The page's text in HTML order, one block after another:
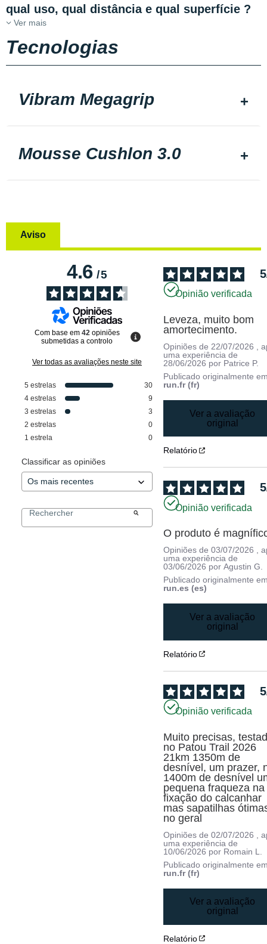
qual uso, qual distância e qual superfície ?
Ver mais
Tecnologias
Vibram Megagrip
Mousse Cushlon 3.0
Aviso
4.6/5
Com base em 42 opiniões
submetidas a controlo
Ver todas as avaliações neste site
5 estrelas
30
4 estrelas
9
3 estrelas
3
2 estrelas
0
1 estrela 0
Classificar as opiniões
5
Opinião verificada
Leveza, muito bom
amortecimento.
Opiniões de 22/07/2026
,
uma experiência de
28/06/2026 por Patrice P.
Publicado originalmente
run.fr (fr)
Ver a avaliação
original
Relatório
5
Opinião verificada
O produto é
Opiniões de03/07/2026 ,
uma experiência de
03/06/2026 porAgustin G.
Publicado originalmente
run.es (es)
Ver a avaliação
original
Relatório
5
Opinião verificada
Muito precisas,
no Patou Trail 2026
21km 1350m de
desnível, um prazer,
1400m de desnível
pequena fraqueza na
fixação do calcanhar
mas sapatilhas
no geral
Opiniões de02/07/2026
,
uma experiência de
10/06/2026 por Romain L.
Publicado originalmente
run.fr (fr)
Ver a avaliação
original
Relatório